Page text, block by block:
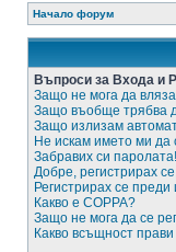
Начало форум
Въпроси за Входа и
Защо не мога да
Защо въобще трябва
Защо излизам
Не искам името ми да
Забравих си паролата!
Добре, регистрирах
Регистрирах се
Какво е COPPA?
Защо не мога да се
Какво всъщност